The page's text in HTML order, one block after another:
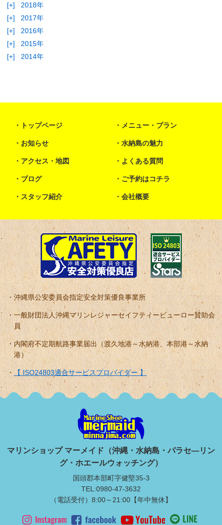
[+]
2018年
[+]
2017年
[+]
2016年
[+]
2015年
[+]
2014年
トップページ メニュー・プラン
お知らせ 水納島の魅力
アクセス・地図 よくある質問
ブログ ご予約はコチラ
スタッフ紹介 会社概要
沖縄県公安委員会指定安全対策優良事業所
一般財団法人沖縄マリンレジャーセイフティービューロー賛助会
員
内閣府不定期航路事業届出（渡久地港～水納港、本部港～水納
港）
【 ISO24803適合サービスプロバイダー 】
マリンショップ マーメイド（沖縄・水納島・パラセ―リン
グ・ホエールウォッチング）
国頭郡本部町字健堅35-3
TEL:0980-47-3632
（電話受付）8:00～21:00【年中無休】